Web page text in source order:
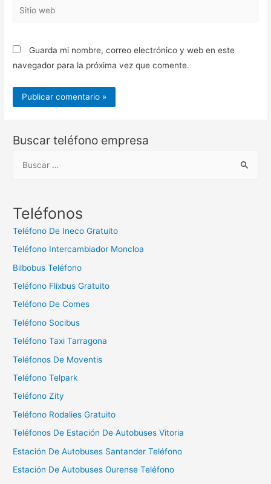
Sitio
Guarda mi nombre, correo electrónico y web en este
navegador para la próxima vez que comente.
Buscar teléfono empresa
c
:
Teléfonos
Teléfono De Ineco Gratuito
Teléfono Intercambiador Moncloa
Bilbobus Teléfono
Teléfono Flixbus Gratuito
Teléfono De Comes
Teléfono Socibus
Teléfono Taxi Tarragona
Teléfonos De Moventis
Teléfono Telpark
Teléfono Zity
Teléfono Rodalies Gratuito
Teléfonos De Estación De Autobuses Vitoria
Estación De Autobuses Santander Teléfono
Estación De Autobuses Ourense Teléfono